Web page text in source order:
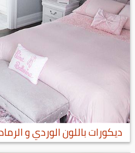
ديكورات باللون الوردي و